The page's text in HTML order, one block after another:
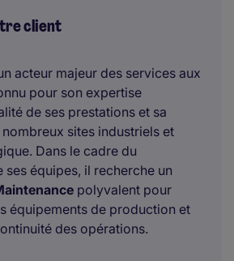
client
acteur majeur des services aux
pour son expertise
de ses prestations et sa
sites industriels et
Dans le cadre du
équipes, il recherche un
polyvalent pour
équipements de production et
des opérations.